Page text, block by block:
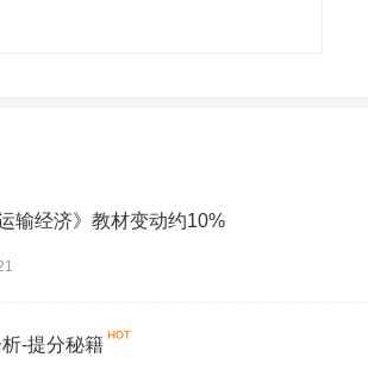
输经济》教材变动约10%
-提分秘籍